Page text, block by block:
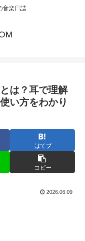
音楽日誌
は？耳で理解
い方をわかり
はてブ
コピー
2026.06.09